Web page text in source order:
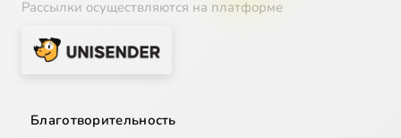
Рассылки осуществляются на платформе
Благотворительность